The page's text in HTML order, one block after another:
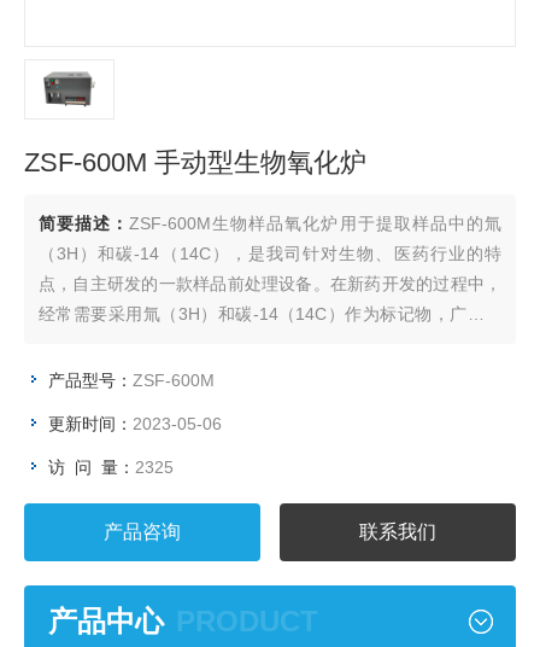
ZSF-600M 手动型生物氧化炉
简要描述： ZSF-600M生物样品氧化炉用于提取样品中的氚
（3H）和碳-14（14C），是我司针对生物、医药行业的特
点，自主研发的一款样品前处理设备。在新药开发的过程中，
经常需要采用氚（3H）和碳-14（14C）作为标记物，广泛应
产品型号： ZSF-600M
更新时间： 2023-05-06
访 问 量： 2325
产品咨询 联系我们
PRODUCT
产品中心